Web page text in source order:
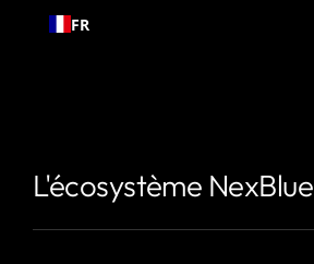
au
FR
L'écosystème NexBlue